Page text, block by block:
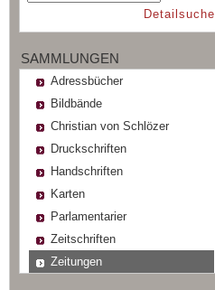
Detailsuche
SAMMLUNGEN
Adressbücher
Bildbände
Christian von Schlözer
Druckschriften
Handschriften
Karten
Parlamentarier
Zeitschriften
Zeitungen